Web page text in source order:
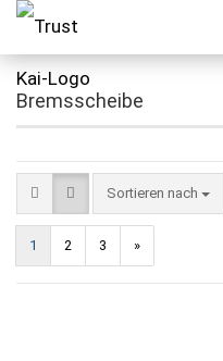
Bremsscheibe
Sortieren nach
1 2 3 »